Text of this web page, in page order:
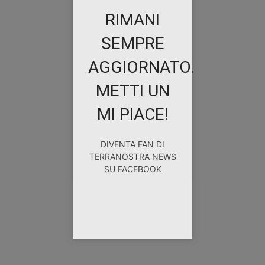
RIMANI
SEMPRE
AGGIORNATO.
METTI UN
MI PIACE!
DIVENTA FAN DI
TERRANOSTRA NEWS
SU FACEBOOK